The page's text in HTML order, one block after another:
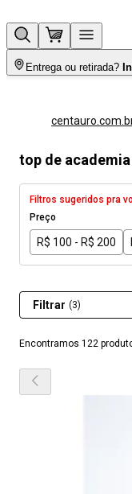
Entrega ou retirada?
top de
Filtros sugeridos pra
Preço
R$ 100 - R$ 200
Encontramos 122
Filtrar (3)